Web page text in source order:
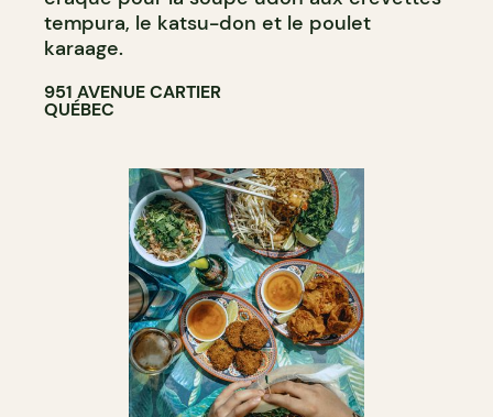
tempura, le katsu-don et le poulet
karaage.
951 AVENUE CARTIER
QUÉBEC